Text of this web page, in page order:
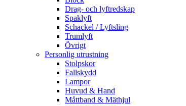
Drag- och lyftredskap
Spaklyft
Schackel / Lyftsling
Trumlyft
Övrigt
Personlig utrustning
Stolpskor
Fallskydd
Lampor
Huvud & Hand
Måttband & Mäthjul